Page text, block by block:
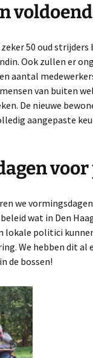
50 oud
Ook zullen er
aantal
van buiten
De nieuwe
aangepaste
we
wat in Den
lokale politici
We hebben dit al
de bossen!